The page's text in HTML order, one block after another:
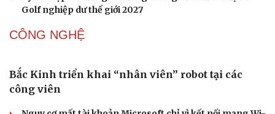
chỉ xin lỗi là xong
lòng phố cổ
Đưa bản sắc văn hóa người Mường trở thành động lực
phát triển du lịch cộng đồng